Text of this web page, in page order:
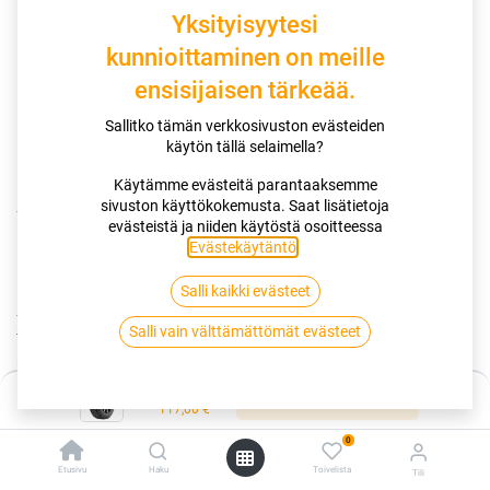
117,00€
Etusivu Haku
0
Toivelista Tili
Kauppa 185/60R15 88T NORDMAN NORTH 9 XL
185/60R15 88T NORDMAN NORTH 9
XL
Yksityisyytesi
kunnioittaminen on meille
ensisijaisen tärkeää.
Sallitko tämän verkkosivuston evästeiden
käytön tällä selaimella?
Käytämme evästeitä parantaaksemme
sivuston käyttökokemusta. Saat lisätietoja
evästeistä ja niiden käytöstä osoitteessa
Evästekäytäntö
Salli kaikki evästeet
Salli vain välttämättömät evästeet